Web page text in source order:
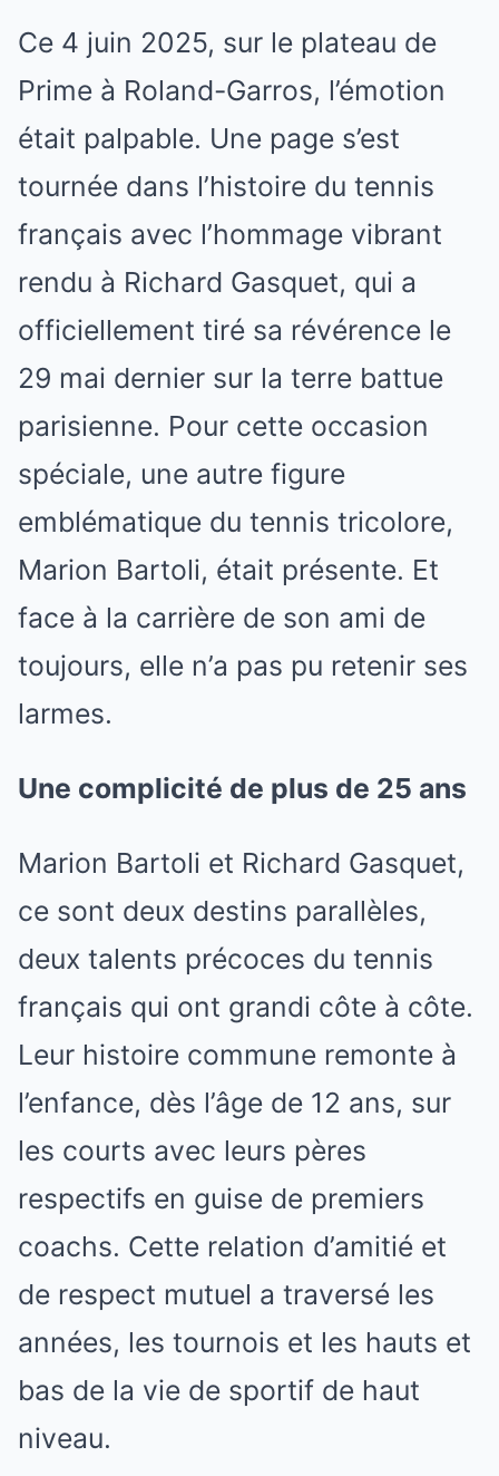
Ce 4 juin 2025, sur le plateau de
Prime à Roland-Garros, l’émotion
était palpable. Une page s’est
tournée dans l’histoire du tennis
français avec l’hommage vibrant
rendu à Richard Gasquet, qui a
officiellement tiré sa révérence le
29 mai dernier sur la terre battue
parisienne. Pour cette occasion
spéciale, une autre figure
emblématique du tennis tricolore,
Marion Bartoli, était présente. Et
face à la carrière de son ami de
toujours, elle n’a pas pu retenir ses
larmes.
Une complicité de plus de 25 ans
Marion Bartoli et Richard Gasquet,
ce sont deux destins parallèles,
deux talents précoces du tennis
français qui ont grandi côte à côte.
Leur histoire commune remonte à
l’enfance, dès l’âge de 12 ans, sur
les courts avec leurs pères
respectifs en guise de premiers
coachs. Cette relation d’amitié et
de respect mutuel a traversé les
années, les tournois et les hauts et
bas de la vie de sportif de haut
niveau.